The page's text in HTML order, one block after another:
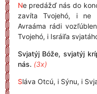
Ne predážď nás do
zavíta Tvojehó, i ne
Avraáma rádi
Tvojehó, i Isráiľa
Svjatýj Bóže, svjatýj
nás. (3x)
Sláva Otcú, i Sýnu, i